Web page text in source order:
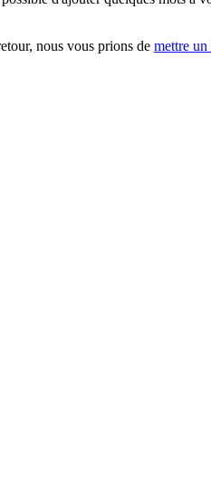
nous vous prions de mettre